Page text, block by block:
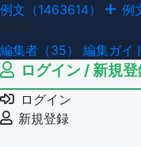
例文（1463614） 例
編集者（35） 編集ガイ
ログイン / 新規
ログイン
新規登録